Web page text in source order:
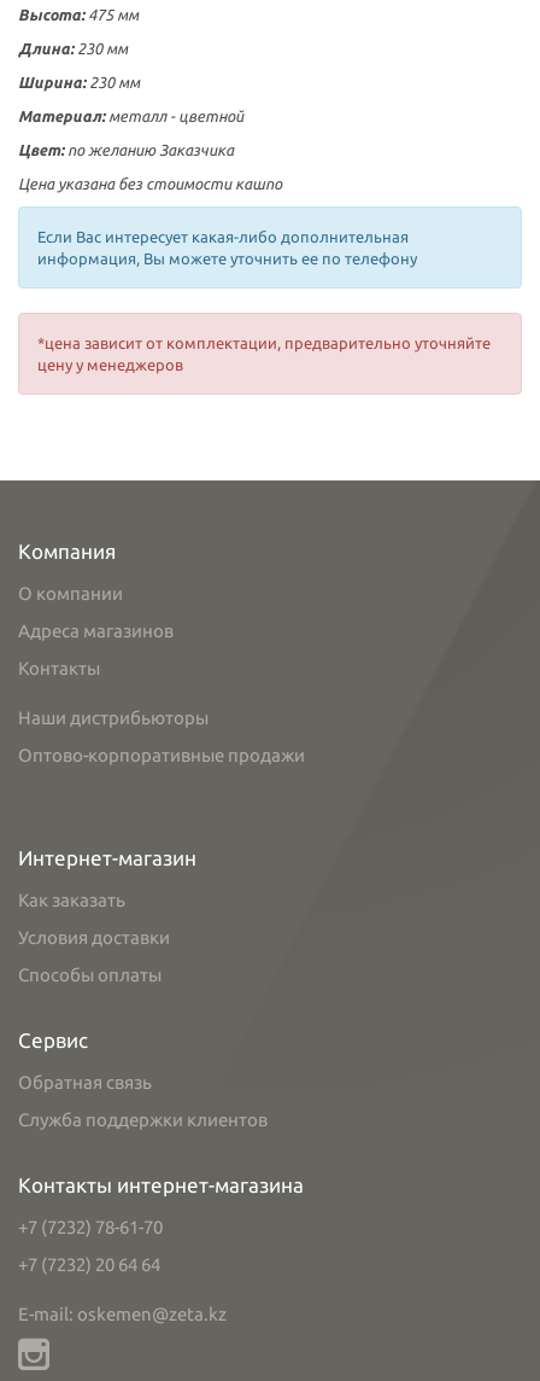
Высота:475 мм
Длина: 230 мм
Ширина: 230 мм
Материал: металл- цветной
Цвет: по желанию Заказчика
Цена указана без стоимости кашпо
Если Вас интересует какая-либо дополнительная
информация, Вы можете уточнить ее по телефону
*цена зависит от комплектации, предварительно уточняйте
цену у менеджеров
Компания
О компании
Адреса магазинов
Контакты
Наши дистрибьюторы
Оптово-корпоративные продажи
Интернет-магазин
Как заказать
Условия доставки
Способы оплаты
Сервис
Обратная связь
Служба поддержки клиентов
Контакты интернет-магазина
+7 (7232) 78-61-70
+7 (7232) 20 64 64
E-mail: oskemen@zeta.kz